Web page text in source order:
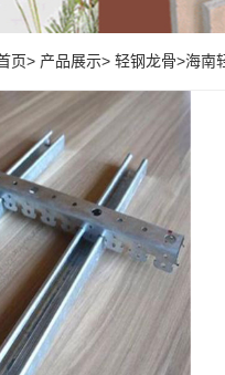
页> 产品展示> 轻钢龙骨>海南